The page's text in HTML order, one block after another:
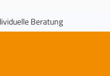
Beratung